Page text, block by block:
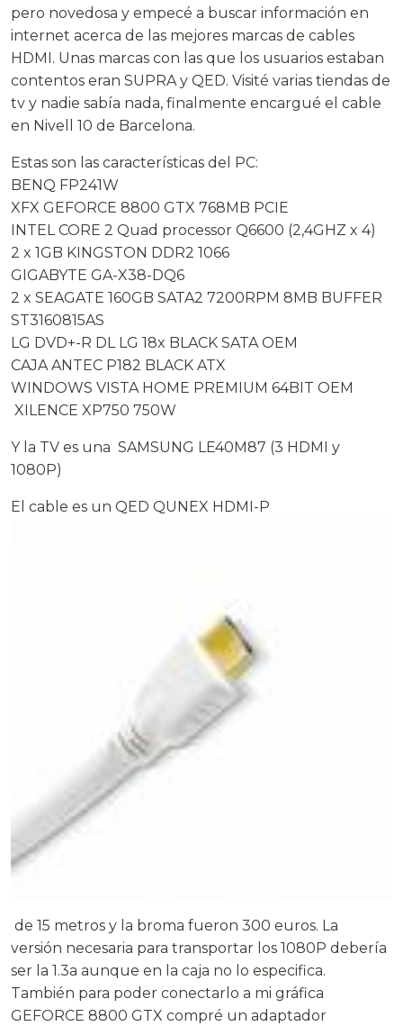
pero novedosa y empecé a buscar información en
internet acerca de las mejores marcas de cables
HDMI. Unas marcas con las que los usuarios estaban
contentos eran SUPRA y QED. Visité varias tiendas de
tv y nadie sabía nada, finalmente encargué el cable
en Nivell 10 de Barcelona.
Estas son las características del PC:
BENQ FP241W
XFX GEFORCE 8800 GTX 768MB PCIE
INTEL CORE 2 Quad processor Q6600 (2,4GHZ x 4)
2 x 1GB KINGSTON DDR2 1066
GIGABYTE GA-X38-DQ6
2 x SEAGATE 160GB SATA2 7200RPM 8MB BUFFER
ST3160815AS
LG DVD+-R DL LG 18x BLACK SATA OEM
CAJA ANTEC P182 BLACK ATX
WINDOWS VISTA HOME PREMIUM 64BIT OEM
XILENCE XP750 750W
Y la TV es una SAMSUNG LE40M87 (3 HDMI y
1080P)
El cable es un QED QUNEX HDMI-P
de 15 metros y la broma fueron 300 euros. La
versión necesaria para transportar los 1080P debería
ser la 1.3a aunque en la caja no lo especifica.
También para poder conectarlo a mi gráfica
GEFORCE 8800 GTX compré un adaptador